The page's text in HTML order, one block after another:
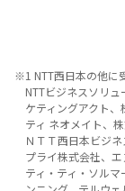
※1 NTT西日本の他に
NTTビジネスソリ
ケティングアクト
ティ ネオメイト、
ＮＴＴ西日本ビジ
プライ株式会社、
ティ・ティ・ソル